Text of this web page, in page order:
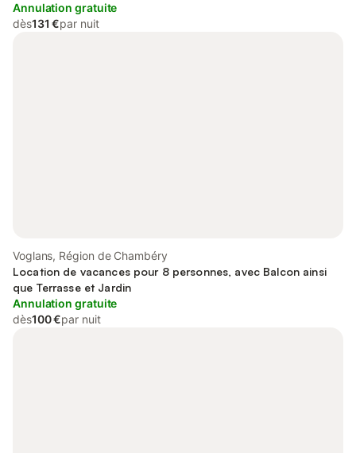
Annulation gratuite
dès131 €par nuit
Voglans, Région de Chambéry
Location de vacances pour 8 personnes, avec Balcon ainsi
que Terrasse et Jardin
Annulation gratuite
dès100 €par nuit